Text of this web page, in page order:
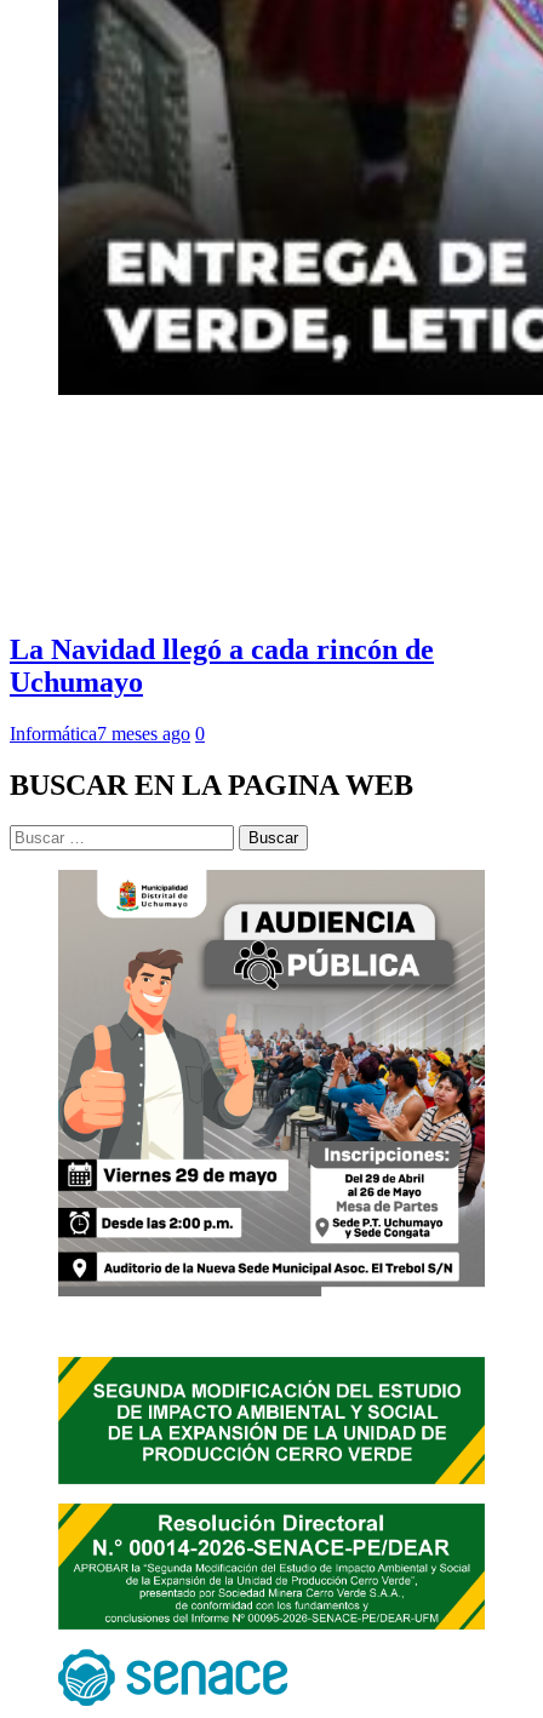
La Navidad llegó a cada rincón de
Uchumayo
Informática7 meses ago 0
BUSCAR EN LA PAGINA WEB
Buscar: